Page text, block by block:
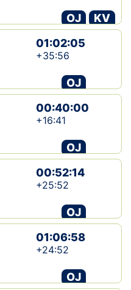
OJ
KV
01:02:05
+35:56
OJ
00:40:00
+16:41
OJ
00:52:14
+25:52
OJ
01:06:58
+24:52
OJ